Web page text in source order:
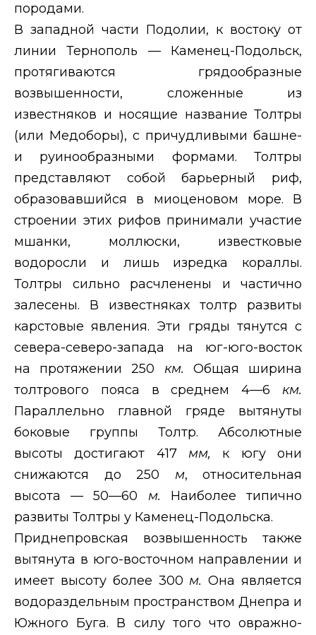
породами.
В западной части Подолии, к востоку от
линии Тернополь — Каменец-Подольск,
протягиваются грядообразные
возвышенности, сложенные из
известняков и носящие название Толтры
(или Медоборы), с причудливыми башне-
и руинообразными формами. Толтры
представляют собой барьерный риф,
образовавшийся в миоценовом море. В
строении этих рифов принимали участие
мшанки, моллюски, известковые
водоросли и лишь изредка кораллы.
Толтры сильно расчленены и частично
залесены. В известняках толтр развиты
карстовые явления. Эти гряды тянутся с
севера-северо-запада на юг-юго-восток
на протяжении 250 км. Общая ширина
толтрового пояса в среднем 4—6 км.
Параллельно главной гряде вытянуты
боковые группы Толтр. Абсолютные
высоты достигают 417 мм, к югу они
снижаются до 250 м, относительная
высота — 50—60 м. Наиболее типично
развиты Толтры у Каменец-Подольска.
Приднепровская возвышенность также
вытянута в юго-восточном направлении и
имеет высоту более 300 м.Она является
водораздельным пространством Днепра и
Южного Буга. В силу того что овражно-